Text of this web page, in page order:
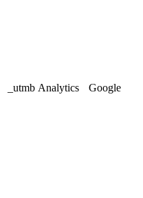
_utmb Analytics Google